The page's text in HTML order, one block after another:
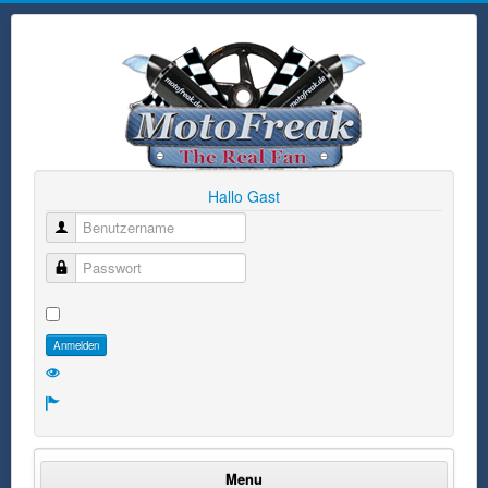
Hallo Gast
Benutzername
Passwort
Anmelden
Menu